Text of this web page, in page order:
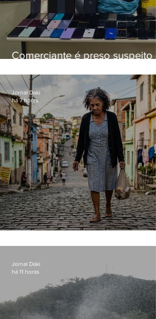
Comerciante é preso suspeito
loja
Jornal Daki
há 7 horas
Jornal Daki
há 11 horas